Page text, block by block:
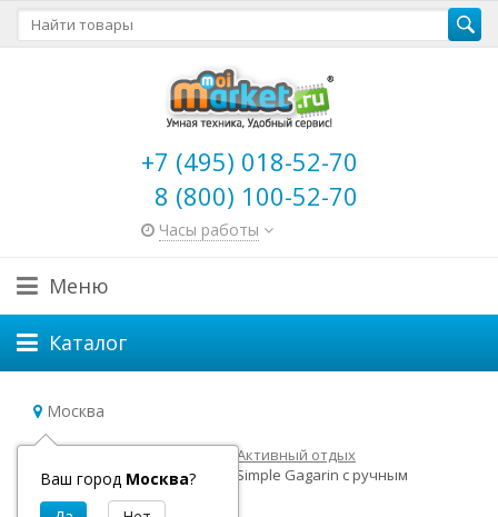
+7 (495) 018-52-70
8 (800) 100-52-70
Часы работы
Меню
Каталог
Москва
Ваш город Москва?
Главная
Активный отдых
Cамокат Y-Scoo RT Maxi City Simple Gagarin с ручным
тормозом зеленый